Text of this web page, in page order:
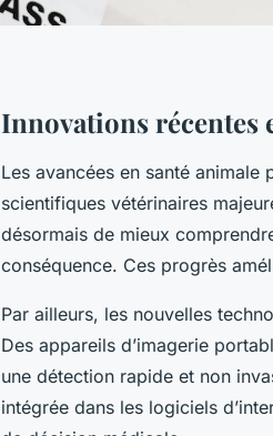
Innovations récentes
Les avancées en santé
scientifiques vétérinaires
désormais de mieux
conséquence. Ces progrès
Par ailleurs, les nouvelles
Des appareils d’imagerie
une détection rapide et non
intégrée dans les logiciels